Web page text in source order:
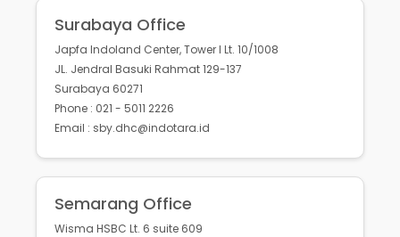
Surabaya Office
Japfa Indoland Center, Tower I Lt. 10/1008
JL. Jendral Basuki Rahmat 129-137
Surabaya 60271
Phone : 021 - 5011 2226
Email : sby.dhc@indotara.id
Semarang Office
Wisma HSBC Lt. 6 suite 609